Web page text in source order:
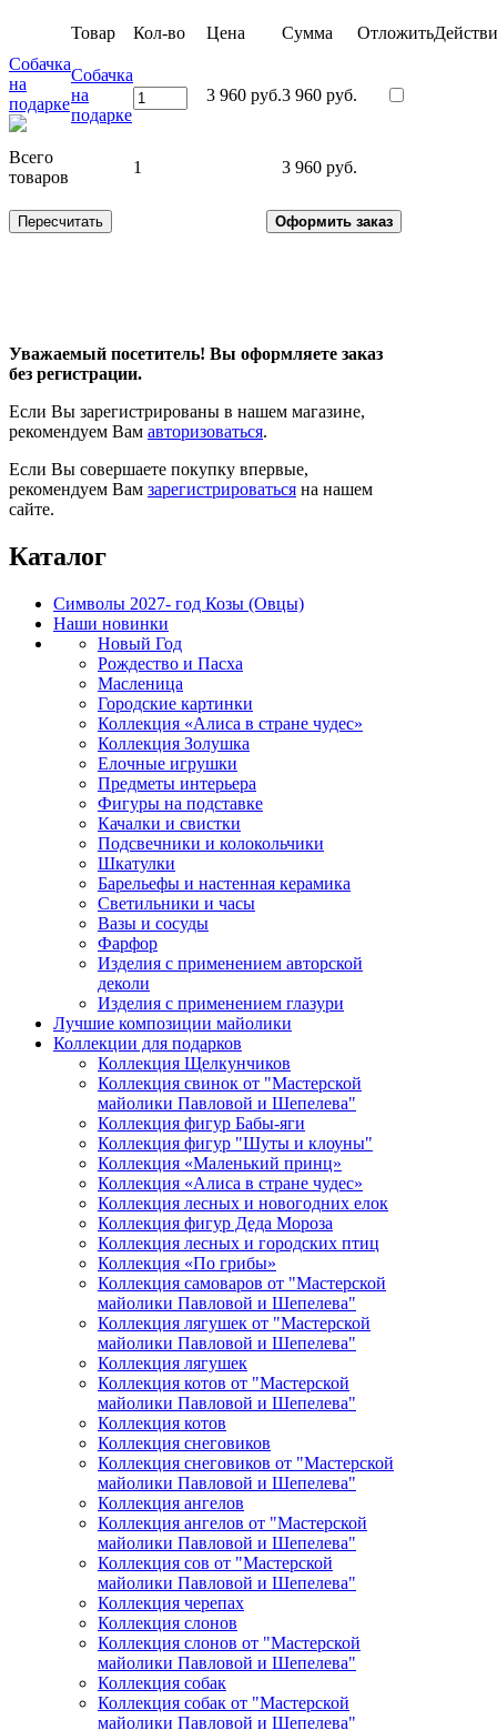
Товар Кол-во Цена Сумма Отложить
Собачка
на
подарке
Собачка
на
подарке
3 960 руб.3 960 руб.
Всего
товаров
1 3 960 руб.
Уважаемый посетитель! Вы оформляете заказ
без регистрации.
Если Вы зарегистрированы в нашем магазине,
рекомендуем Вам авторизоваться.
Если Вы совершаете покупку впервые,
рекомендуем Вам зарегистрироваться на нашем
сайте.
Каталог
Символы 2027- год Козы (Овцы)
Наши новинки
Новый Год
Рождество и Пасха
Масленица
Городские картинки
Коллекция «Алиса в стране чудес»
Коллекция Золушка
Елочные игрушки
Предметы интерьера
Фигуры на подставке
Качалки и свистки
Подсвечники и колокольчики
Шкатулки
Барельефы и настенная керамика
Светильники и часы
Вазы и сосуды
Фарфор
Изделия с применением авторской
деколи
Изделия с применением глазури
Лучшие композиции майолики
Коллекции для подарков
Коллекция Щелкунчиков
Коллекция свинок от "Мастерской
майолики Павловой и Шепелева"
Коллекция фигур Бабы-яги
Коллекция фигур "Шуты и клоуны"
Коллекция «Маленький принц»
Коллекция «Алиса в стране чудес»
Коллекция лесных и новогодних елок
Коллекция фигур Деда Мороза
Коллекция лесных и городских птиц
Коллекция «По грибы»
Коллекция самоваров от "Мастерской
майолики Павловой и Шепелева"
Коллекция лягушек от "Мастерской
майолики Павловой и Шепелева"
Коллекция лягушек
Коллекция котов от "Мастерской
майолики Павловой и Шепелева"
Коллекция котов
Коллекция снеговиков
Коллекция снеговиков от "Мастерской
майолики Павловой и Шепелева"
Коллекция ангелов
Коллекция ангелов от "Мастерской
майолики Павловой и Шепелева"
Коллекция сов от "Мастерской
майолики Павловой и Шепелева"
Коллекция черепах
Коллекция слонов
Коллекция слонов от "Мастерской
майолики Павловой и Шепелева"
Коллекция собак
Коллекция собак от "Мастерской
майолики Павловой и Шепелева"